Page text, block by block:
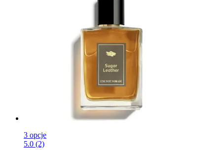
3 opcje
5.0 (2)